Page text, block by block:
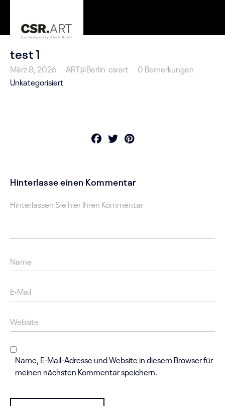
test 1
März 8, 2026 ART@Berlin csrart
0 Bemerkungen
Unkategorisiert
Hinterlasse einen Kommentar
Name, E-Mail-Adresse und Website in diesem Browser für
meinen nächsten Kommentar speichern.